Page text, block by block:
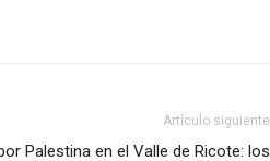
Artículo siguiente
Palestina en el Valle de Ricote: los